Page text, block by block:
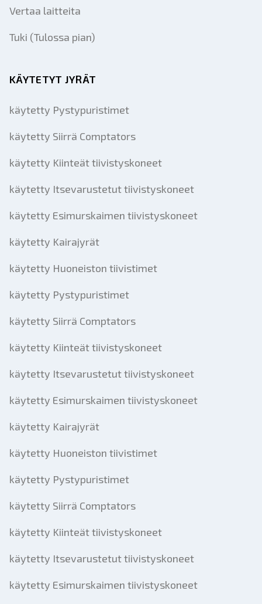
Vertaa laitteita
Tuki (Tulossa pian)
KÄYTETYT JYRÄT
käytetty Pystypuristimet
käytetty Siirrä Comptators
käytetty Kiinteät tiivistyskoneet
käytetty Itsevarustetut tiivistyskoneet
käytetty Esimurskaimen tiivistyskoneet
käytetty Kairajyrät
käytetty Huoneiston tiivistimet
käytetty Pystypuristimet
käytetty Siirrä Comptators
käytetty Kiinteät tiivistyskoneet
käytetty Itsevarustetut tiivistyskoneet
käytetty Esimurskaimen tiivistyskoneet
käytetty Kairajyrät
käytetty Huoneiston tiivistimet
käytetty Pystypuristimet
käytetty Siirrä Comptators
käytetty Kiinteät tiivistyskoneet
käytetty Itsevarustetut tiivistyskoneet
käytetty Esimurskaimen tiivistyskoneet